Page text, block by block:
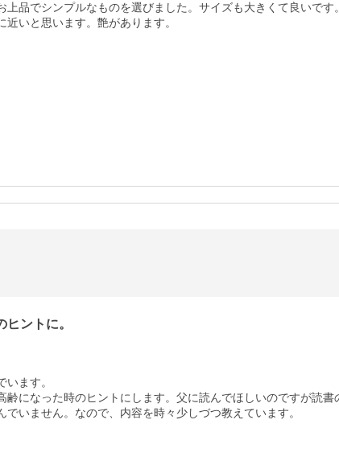
上品でシンプルなものを選びました。サイズも大きくて良いです
いと思います。艶があります。
ントに。
ます。
齢になった時のヒントにします。父に読んでほしいのですが読書
いません。なので、内容を時々少しづつ教えています。